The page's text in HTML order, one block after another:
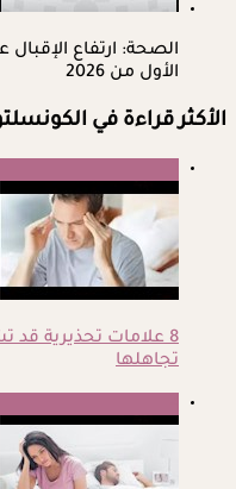
الأول من 2026
الأكثر قراءة في
8 علامات تحذيرية قد
تجاهلها